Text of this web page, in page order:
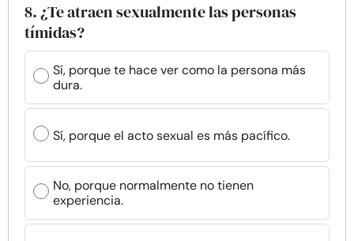
8. ¿Te atraen sexualmente las personas
tímidas?
Sí, porque te hace ver como la persona más
dura.
Sí, porque el acto sexual es más pacífico.
No, porque normalmente no tienen
experiencia.